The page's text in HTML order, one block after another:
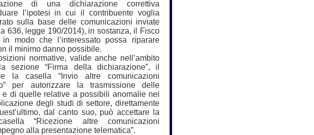
di una dichiarazione correttiva
l’ipotesi in cui il contribuente voglia
sulla base delle comunicazioni inviate
636, legge 190/2014), in sostanza, il Fisco
modo che l’interessato possa riparare
il minimo danno possibile.
normative, valide anche nell’ambito
sezione “Firma della dichiarazione”, il
la casella “Invio altre comunicazioni
per autorizzare la trasmissione delle
di quelle relative a possibili anomalie nei
degli studi di settore, direttamente
dal canto suo, può accettare la
“Ricezione altre comunicazioni
alla presentazione telematica”.